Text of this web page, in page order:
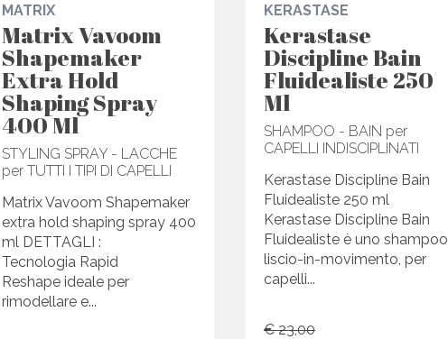
MATRIX
Matrix Vavoom
Shapemaker
Extra Hold
Shaping Spray
400 Ml
STYLING SPRAY - LACCHE
per TUTTI I TIPI DI CAPELLI
Matrix Vavoom Shapemaker
extra hold shaping spray 400
ml DETTAGLI :
Tecnologia Rapid
Reshape ideale per
rimodellare e...
KERASTASE
Kerastase
Discipline Bain
Fluidealiste 250
Ml
SHAMPOO - BAIN per
CAPELLI INDISCIPLINATI
Kerastase Discipline Bain
Fluidealiste 250 ml
Kerastase Discipline Bain
Fluidealiste è uno shampoo
liscio-in-movimento, per
capelli...
€ 23,00